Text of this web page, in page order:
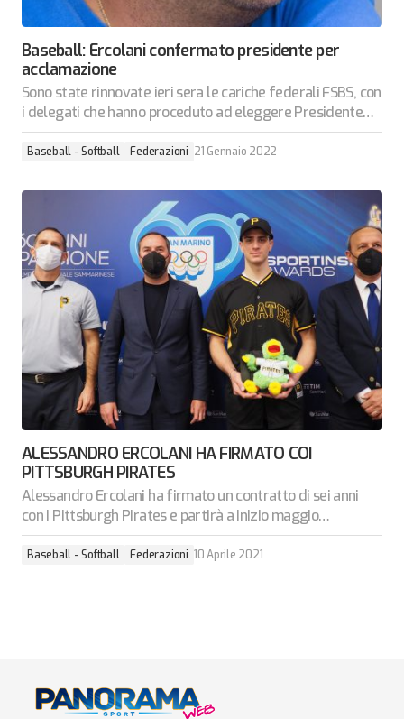
Baseball: Ercolani confermato presidente per
acclamazione
Sono state rinnovate ieri sera le cariche federali FSBS, con
i delegati che hanno proceduto ad eleggere Presidente…
Baseball - Softball Federazioni 21 Gennaio 2022
ALESSANDRO ERCOLANI HA FIRMATO COI
PITTSBURGH PIRATES
Alessandro Ercolani ha firmato un contratto di sei anni
con i Pittsburgh Pirates e partirà a inizio maggio…
Baseball - Softball Federazioni 10 Aprile 2021